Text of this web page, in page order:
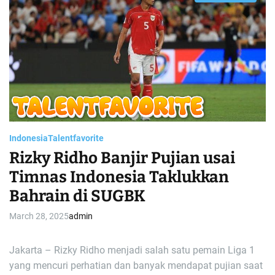
s
t
i
m
a
t
e
d
r
e
i
IndonesiaTalentfavorite
Rizky Ridho Banjir Pujian usai
Timnas Indonesia Taklukkan
Bahrain di SUGBK
March 28, 2025admin
Jakarta – Rizky Ridho menjadi salah satu pemain Liga 1
yang mencuri perhatian dan banyak mendapat pujian saat